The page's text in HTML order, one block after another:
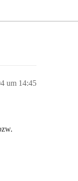
um 14:45